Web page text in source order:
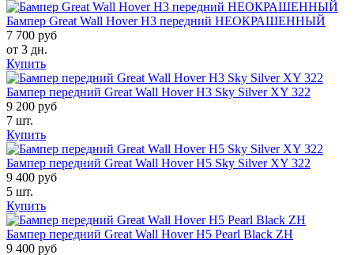
Бампер Great Wall Hover H3 передний НЕОКРАШЕННЫЙ
7 700 руб
от 3 дн.
Купить
Бампер передний Great Wall Hover H3 Sky Silver XY 322
9 200 руб
7 шт.
Купить
Бампер передний Great Wall Hover H5 Sky Silver XY 322
9 400 руб
5 шт.
Купить
Бампер передний Great Wall Hover H5 Pearl Black ZH
9 400 руб